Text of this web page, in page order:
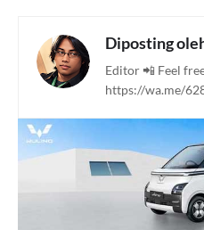
Diposting
Editor 📲 Feel
https://wa.me/